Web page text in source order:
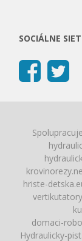
SOCIÁLNE
hriste-
domaci-
Hydraulicky-